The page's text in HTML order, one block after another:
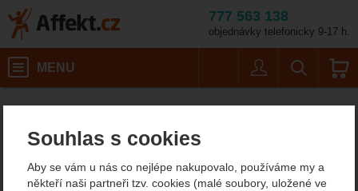
Souhlas s cookies
Aby se vám u nás co nejlépe nakupovalo, používáme my a
někteří naši partneři tzv. cookies (malé soubory, uložené ve
777 563 138
objednávky telefonicky 9-17 h.
MENU
Odsedky, šité smyčky
Singing Rock šité a
odsedávací smyčky